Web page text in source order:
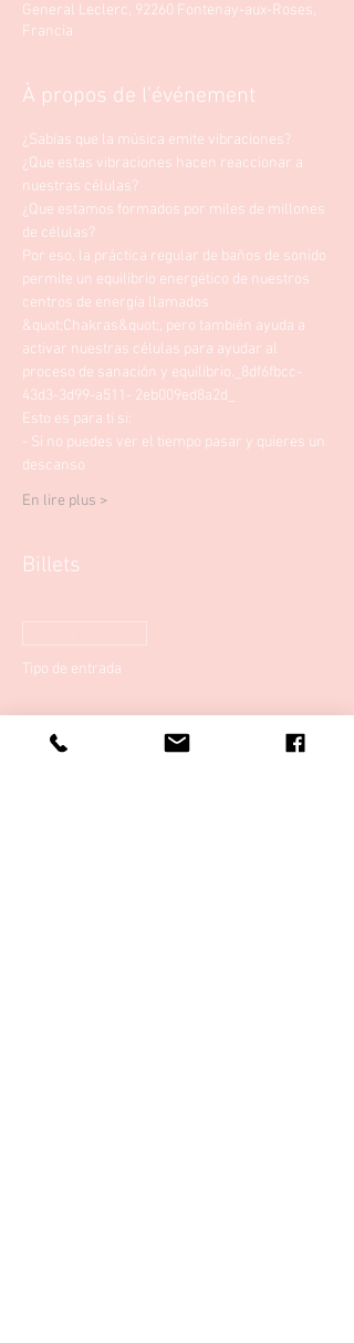
General Leclerc, 92260 Fontenay-aux-Roses,
Francia
À propos de l'événement
¿Sabías que la música emite vibraciones?
¿Que estas vibraciones hacen reaccionar a
nuestras células?
¿Que estamos formados por miles de millones
de células?
Por eso, la práctica regular de baños de sonido
permite un equilibrio energético de nuestros
centros de energía llamados
&quot;Chakras&quot;, pero también ayuda a
activar nuestras células para ayudar al
proceso de sanación y equilibrio._8df6fbcc-
43d3-3d99-a511- 2eb009ed8a2d_
Esto es para ti si:
- Si no puedes ver el tiempo pasar y quieres un
descanso
En lire plus >
Billets
Tipo de entrada
septiembre